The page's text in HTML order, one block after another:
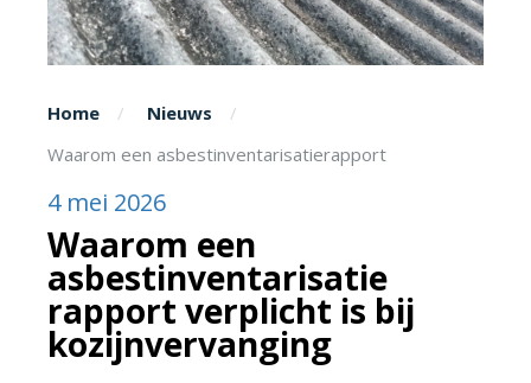
Home
Nieuws
Waarom een asbestinventarisatierapport
4 mei 2026
Waarom een
asbestinventarisatie
rapport verplicht is bij
kozijnvervanging